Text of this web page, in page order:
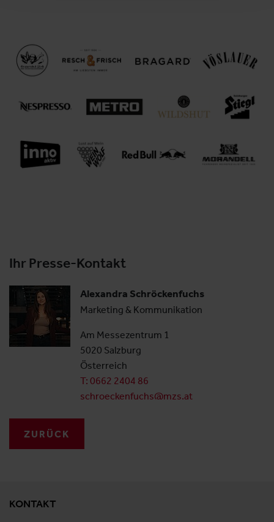
Ihr Presse-Kontakt
Alexandra Schröckenfuchs
Marketing & Kommunikation
Am Messezentrum 1
5020 Salzburg
Österreich
T: 0662 2404 86
schroeckenfuchs@mzs.at
ZURÜCK
KONTAKT